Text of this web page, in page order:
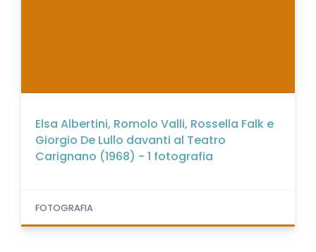
Elsa Albertini, Romolo Valli, Rossella Falk e
Giorgio De Lullo davanti al Teatro
Carignano (1968) - 1 fotografia
FOTOGRAFIA